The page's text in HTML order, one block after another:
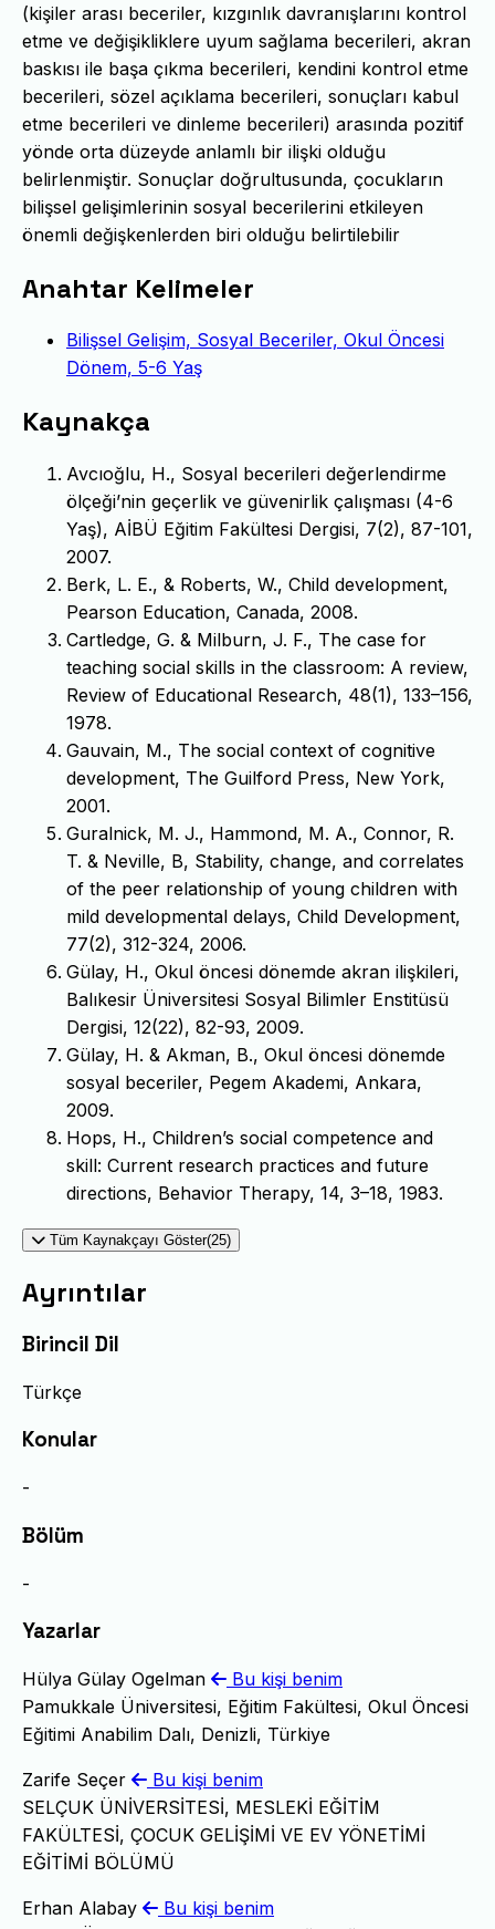
(kişiler arası beceriler, kızgınlık davranışlarını kontrol
etme ve değişikliklere uyum sağlama becerileri, akran
baskısı ile başa çıkma becerileri, kendini kontrol etme
becerileri, sözel açıklama becerileri, sonuçları kabul
etme becerileri ve dinleme becerileri) arasında pozitif
yönde orta düzeyde anlamlı bir ilişki olduğu
belirlenmiştir. Sonuçlar doğrultusunda, çocukların
bilişsel gelişimlerinin sosyal becerilerini etkileyen
önemli değişkenlerden biri olduğu belirtilebilir
Anahtar Kelimeler
Bilişsel Gelişim, Sosyal Beceriler, Okul Öncesi
Dönem, 5-6 Yaş
Kaynakça
Avcıoğlu, H., Sosyal becerileri değerlendirme
ölçeği’nin geçerlik ve güvenirlik çalışması (4-6
Yaş), AİBÜ Eğitim Fakültesi Dergisi, 7(2), 87-101,
2007.
Berk, L. E., & Roberts, W., Child development,
Pearson Education, Canada, 2008.
Cartledge, G. & Milburn, J. F., The case for
teaching social skills in the classroom: A review,
Review of Educational Research, 48(1), 133–156,
1978.
Gauvain, M., The social context of cognitive
development, The Guilford Press, New York,
2001.
Guralnick, M. J., Hammond, M. A., Connor, R.
T. & Neville, B, Stability, change, and correlates
of the peer relationship of young children with
mild developmental delays, Child Development,
77(2), 312-324, 2006.
Gülay, H., Okul öncesi dönemde akran ilişkileri,
Balıkesir Üniversitesi Sosyal Bilimler Enstitüsü
Dergisi, 12(22), 82-93, 2009.
Gülay, H. & Akman, B., Okul öncesi dönemde
sosyal beceriler, Pegem Akademi, Ankara,
2009.
Hops, H., Children’s social competence and
skill: Current research practices and future
directions, Behavior Therapy, 14, 3–18, 1983.
Tüm Kaynakçayı Göster(25)
Ayrıntılar
Birincil Dil
Türkçe
Konular
-
Bölüm
-
Yazarlar
Hülya Gülay Ogelman
Bu kişi benim
Pamukkale Üniversitesi, Eğitim Fakültesi, Okul Öncesi
Eğitimi Anabilim Dalı, Denizli, Türkiye
Zarife Seçer
Bu kişi benim
SELÇUK ÜNİVERSİTESİ, MESLEKİ EĞİTİM
FAKÜLTESİ, ÇOCUK GELİŞİMİ VE EV YÖNETİMİ
EĞİTİMİ BÖLÜMÜ
Erhan Alabay
Bu kişi benim